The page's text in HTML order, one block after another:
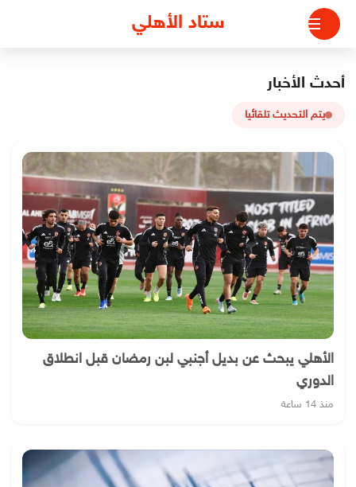
التجاوز
المحتوى
ستاد الأهلي
أحدث الأخبار
يتم التحديث تلقائيا
الأهلي يبحث عن بديل أجنبي لبن رمضان قبل انطلاق
الدوري
منذ 14 ساعة